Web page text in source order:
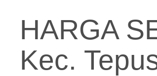
HARGA
Kec.